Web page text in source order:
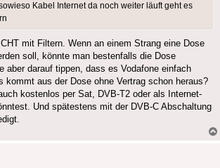
Kabel Internet da noch weiter läuft geht es
mit Filtern. Wenn an einem Strang eine Dose
soll, könnte man bestenfalls die Dose
aber darauf tippen, dass es Vodafone einfach
kommt aus der Dose ohne Vertrag schon heraus?
kostenlos per Sat, DVB-T2 oder als Internet-
Und spätestens mit der DVB-C Abschaltung